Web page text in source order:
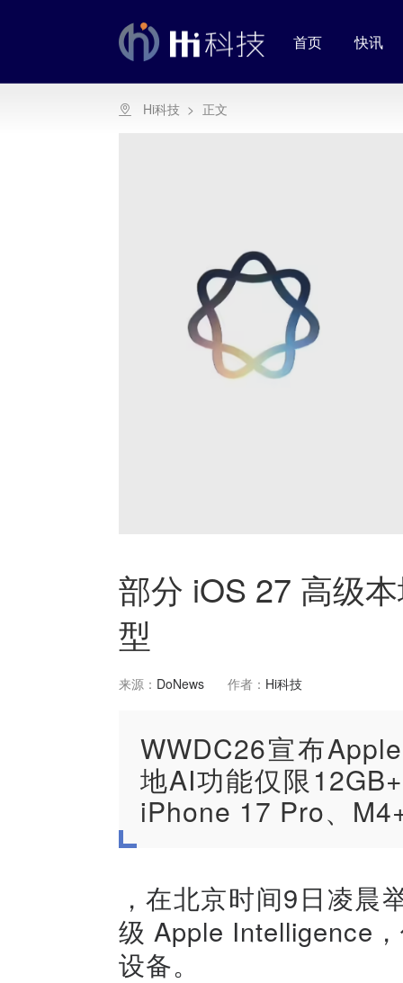
首页 快讯
Hi科技 > 正文
部分 iOS 27 高级
型
来源： DoNews 作者： Hi科技
WWDC26宣布
地AI功能仅限
iPhone 17 Pro、
，在北京时间9日凌晨
级 Apple Intelligence
设备。